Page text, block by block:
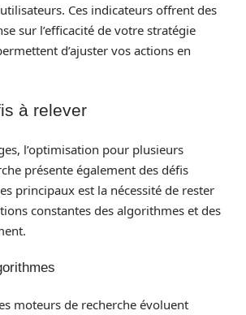
Ces indicateurs offrent des
sur l’efficacité de votre stratégie
d’ajuster vos actions en
à relever
l’optimisation pour plusieurs
présente également des défis
principaux est la nécessité de rester
constantes des algorithmes et des
moteurs de recherche évoluent